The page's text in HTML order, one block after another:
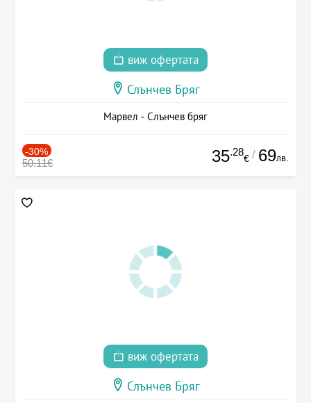
виж офертата
Слънчев Бряг
Марвел - Слънчев бряг
-30%
50.11€ 35.28
€ / 69лв.
виж офертата
Слънчев Бряг